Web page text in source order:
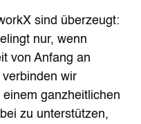
sind überzeugt:
nur, wenn
von Anfang an
wir
ganzheitlichen
zu unterstützen,